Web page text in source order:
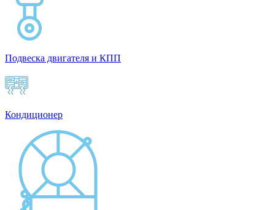
Подвеска двигателя и КПП
Кондиционер